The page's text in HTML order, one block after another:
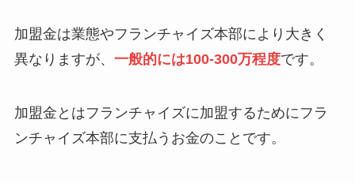
加盟金は業態やフランチャイズ本部により大きく
異なりますが、 一般的には100-300万程度です。
加盟金とはフランチャイズに加盟するためにフラ
ンチャイズ本部に支払うお金のことです。